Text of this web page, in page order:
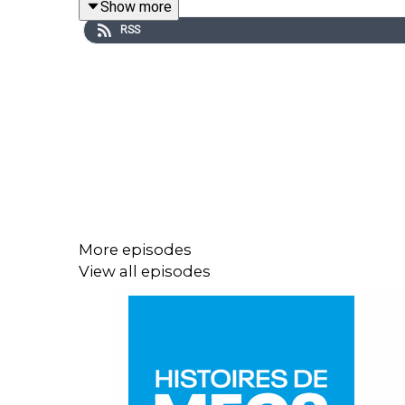
Achetez un micro USB pas cher sur fnac.com
Pour participer à mes podcasts, rdv sur
Show more
RSS
More episodes
View all episodes